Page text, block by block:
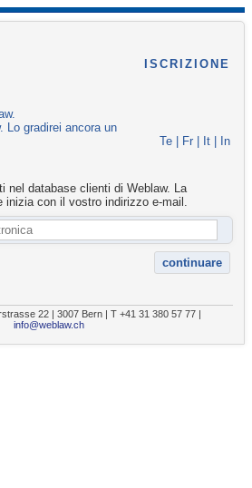
ISCRIZIONE
Lo gradirei ancora un
Te Fr It In
nel database clienti di Weblaw. La
inizia con il vostro indirizzo e-mail.
22 | 3007 Bern | T +41 31 380 57 77 |
info@weblaw.ch